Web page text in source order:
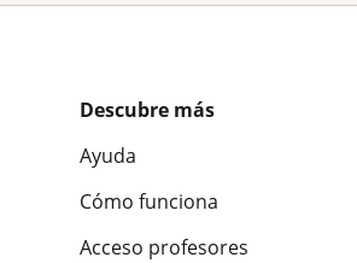
Descubre más
Ayuda
Cómo funciona
Acceso profesores